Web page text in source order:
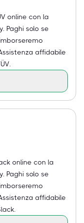
online con la
Paghi solo se
affidabile
online con la
Paghi solo se
affidabile